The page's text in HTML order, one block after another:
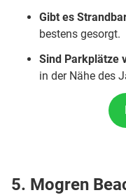
Gibt es
bestens gesorgt.
Sind Parkplätze
in der Nähe des
5. Mogren